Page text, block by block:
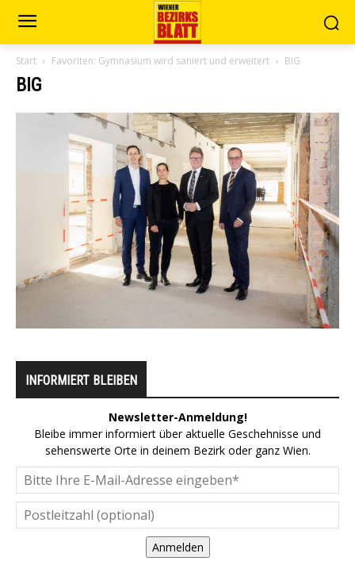
Start Favoriten: Gymnasium wird saniert und erweitert BIG
BIG
INFORMIERT BLEIBEN
Newsletter-Anmeldung!
Bleibe immer informiert über aktuelle Geschehnisse und
sehenswerte Orte in deinem Bezirk oder ganz Wien.
Anmelden